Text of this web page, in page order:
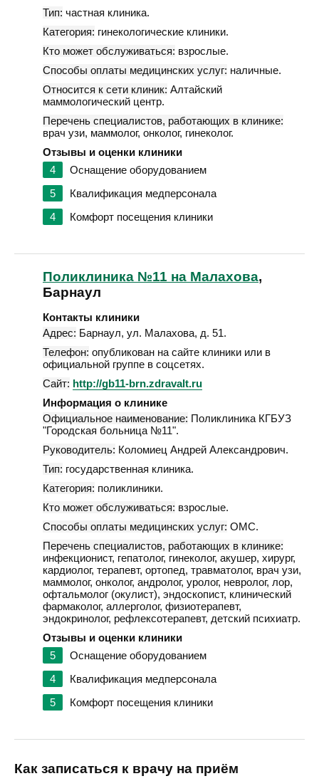
Тип: частная клиника.
Категория: гинекологические клиники.
Кто может обслуживаться: взрослые.
Способы оплаты медицинских услуг: наличные.
Относится к сети клиник: Алтайский
маммологический центр.
Перечень специалистов, работающих в клинике:
врач узи, маммолог, онколог, гинеколог.
Отзывы и оценки клиники
4
Оснащение оборудованием
5
Квалификация медперсонала
4
Комфорт посещения клиники
Поликлиника №11 на Малахова,
Барнаул
Контакты клиники
Адрес: Барнаул, ул. Малахова, д. 51.
Телефон: опубликован на сайте клиники или в
официальной группе в соцсетях.
Сайт: http://gb11-brn.zdravalt.ru
Информация о клинике
Официальное наименование: Поликлиника КГБУЗ
"Городская больница №11".
Руководитель: Коломиец Андрей Александрович.
Тип: государственная клиника.
Категория: поликлиники.
Кто может обслуживаться: взрослые.
Способы оплаты медицинских услуг: ОМС.
Перечень специалистов, работающих в клинике:
инфекционист, гепатолог, гинеколог, акушер, хирург,
кардиолог, терапевт, ортопед, травматолог, врач узи,
маммолог, онколог, андролог, уролог, невролог, лор,
офтальмолог (окулист), эндоскопист, клинический
фармаколог, аллерголог, физиотерапевт,
эндокринолог, рефлексотерапевт, детский психиатр.
Отзывы и оценки клиники
5
Оснащение оборудованием
4
Квалификация медперсонала
5
Комфорт посещения клиники
Как записаться к врачу на приём